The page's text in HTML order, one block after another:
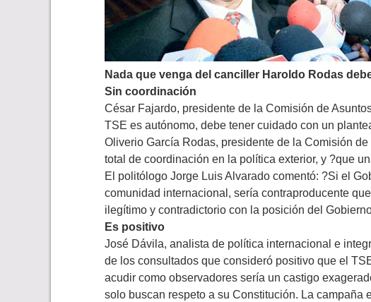
Nada que venga del canciller Haroldo Rodas
Sin coordinación
César Fajardo, presidente de la Comisión de
TSE es autónomo, debe tener cuidado con un
Oliverio García Rodas, presidente de la Comisión
total de coordinación en la política exterior, y ?que
El politólogo Jorge Luis Alvarado comentó: ?Si el
comunidad internacional, sería contraproducente
ilegítimo y contradictorio con la posición del
Es positivo
José Dávila, analista de política internacional e
de los consultados que consideró positivo que el
acudir como observadores sería un castigo
solo buscan respeto a su Constitución. La campaña